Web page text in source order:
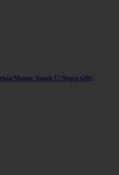
Master Touch 57 Negra GBS